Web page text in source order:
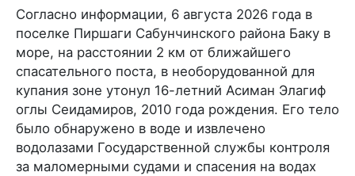
Согласно информации, 6 августа 2026 года в
поселке Пиршаги Сабунчинского района Баку в
море, на расстоянии 2 км от ближайшего
спасательного поста, в необорудованной для
купания зоне утонул 16-летний Асиман Элагиф
оглы Сеидамиров, 2010 года рождения. Его тело
было обнаружено в воде и извлечено
водолазами Государственной службы контроля
за маломерными судами и спасения на водах